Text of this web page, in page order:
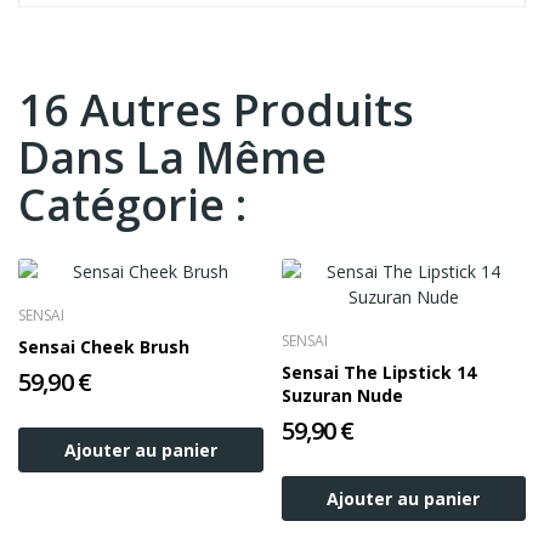
16 Autres Produits
Dans La Même
Catégorie :
SENSAI
Sensai Cheek Brush
59,90 €
Ajouter au panier
SENSAI
Sensai The Lipstick 14
Suzuran Nude
59,90 €
Ajouter au panier